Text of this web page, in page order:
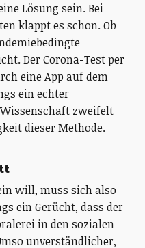
Lösung sein. Bei
klappt es schon. Ob
Der Corona-Test per
eine App auf dem
ein echter
zweifelt
dieser Methode.
will, muss sich also
ein Gerücht, dass der
in den sozialen
unverständlicher,